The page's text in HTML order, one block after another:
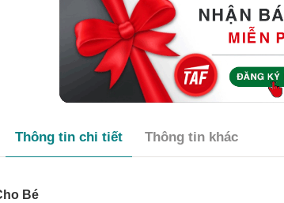
Thông tin chi tiết Thông tin khác
Bé